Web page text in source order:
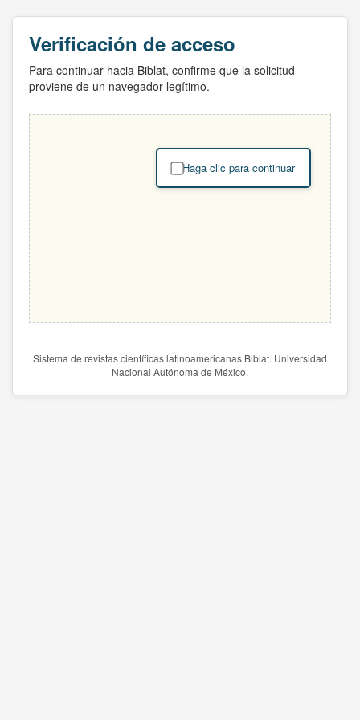
Verificación de acceso
Para continuar hacia Biblat, confirme que la solicitud
proviene de un navegador legítimo.
Haga clic para continuar
Sistema de revistas científicas latinoamericanas Biblat. Universidad
Nacional Autónoma de México.